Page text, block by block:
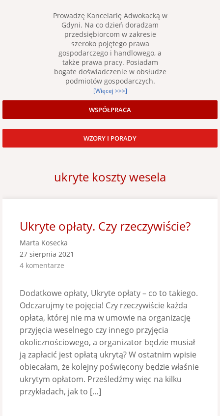
Prowadzę Kancelarię Adwokacką w
Gdyni. Na co dzień doradzam
przedsiębiorcom w zakresie
szeroko pojętego prawa
gospodarczego i handlowego, a
także prawa pracy. Posiadam
bogate doświadczenie w obsłudze
podmiotów gospodarczych.
[Więcej >>>]
WSPÓŁPRACA
WZORY I PORADY
ukryte koszty wesela
Ukryte opłaty. Czy rzeczywiście?
Marta Kosecka
27 sierpnia 2021
4 komentarze
Dodatkowe opłaty, Ukryte opłaty – co to takiego.
Odczarujmy te pojęcia! Czy rzeczywiście każda
opłata, której nie ma w umowie na organizację
przyjęcia weselnego czy innego przyjęcia
okolicznościowego, a organizator będzie musiał
ją zapłacić jest opłatą ukrytą? W ostatnim wpisie
obiecałam, że kolejny poświęcony będzie właśnie
ukrytym opłatom. Prześledźmy więc na kilku
przykładach, jak to […]